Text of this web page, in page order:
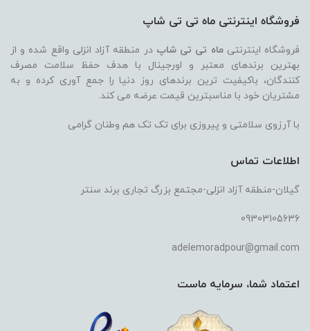
فروشگاه اینترنتی ماه تی تی شاپ
فروشگاه اینترنتیماه تی تی شاپ در منطقه آزاد انزلی واقع شده و از
بهترین برندهای معتبر و اورجینال با هدف حفظ سلامت مصرف
کنندگان، باکیفیت ترین برندهای روز دنیا را جمع آوری کرده و به
مشتریان خود با مناسبترین قیمت عرضه می کند.
با آرزوی سلامتی و پیروزی برای تک تک هم وطنان گرامی
اطلاعات تماس
گیلان-منطقه آزاد انزلی-مجتمع بزرگ تجاری برند سنتر
09303105636
adelemoradpour@gmail.com
اعتماد شما، سرمایه ماست